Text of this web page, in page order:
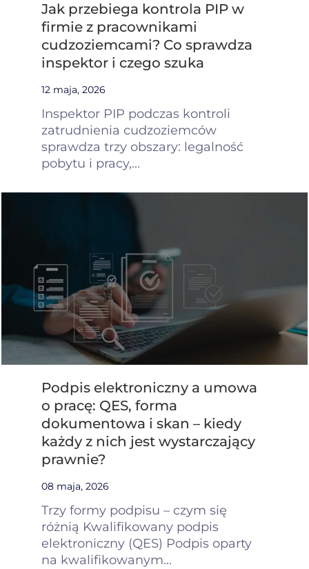
Jak przebiega kontrola PIP w
firmie z pracownikami
cudzoziemcami? Co sprawdza
inspektor i czego szuka
12 maja, 2026
Inspektor PIP podczas kontroli
zatrudnienia cudzoziemców
sprawdza trzy obszary: legalność
pobytu i pracy,...
Podpis elektroniczny a umowa
o pracę: QES, forma
dokumentowa i skan – kiedy
każdy z nich jest wystarczający
prawnie?
08 maja, 2026
Trzy formy podpisu – czym się
różnią Kwalifikowany podpis
elektroniczny (QES) Podpis oparty
na kwalifikowanym...